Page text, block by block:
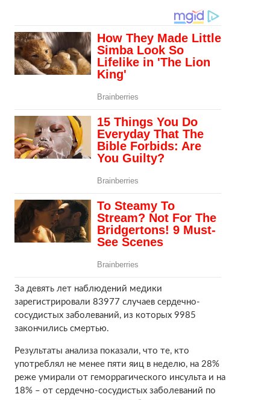
За девять лет наблюдений медики
зарегистрировали 83977 случаев сердечно-
сосудистых заболеваний, из которых 9985
закончились смертью.
Результаты анализа показали, что те, кто
употреблял не менее пяти яиц в неделю, на 28%
реже умирали от геморрагического инсульта и на
18% – от сердечно-сосудистых заболеваний по